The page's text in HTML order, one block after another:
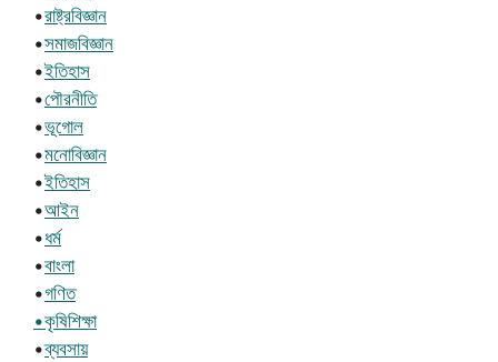
•রাষ্ট্রবিজ্ঞান
•সমাজবিজ্ঞান
•ইতিহাস
•পৌরনীতি
•ভূগোল
•মনোবিজ্ঞান
•ইতিহাস
•আইন
•ধর্ম
•বাংলা
•গণিত
•কৃষিশিক্ষা
•ব্যবসায়